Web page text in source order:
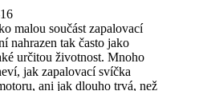
malou součást zapalovací
nahrazen tak často jako
určitou životnost. Mnoho
jak zapalovací svíčka
ani jak dlouho trvá, než